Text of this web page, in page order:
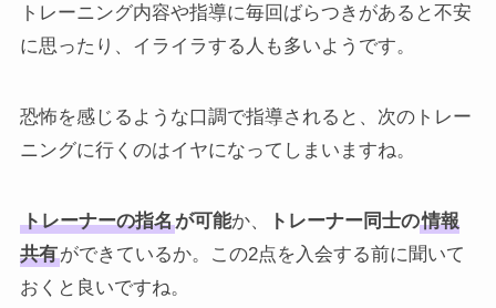
トレーニング内容や指導に毎回ばらつきがあると不安
に思ったり、イライラする人も多いようです。
恐怖を感じるような口調で指導されると、次のトレー
ニングに行くのはイヤになってしまいますね。
トレーナーの指名が可能か、 トレーナー同士の情報
共有ができているか。この2点を入会する前に聞いて
おくと良いですね。